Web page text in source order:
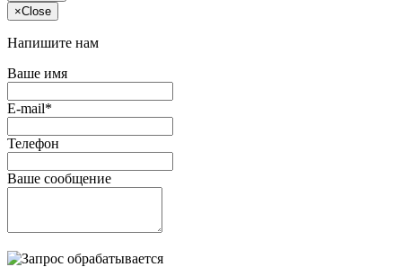
×Close
Напишите нам
Ваше имя
E-mail*
Телефон
Ваше сообщение